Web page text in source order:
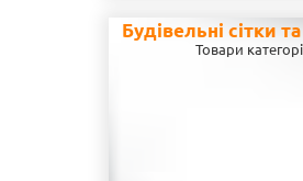
Будівельні сітки
Товари